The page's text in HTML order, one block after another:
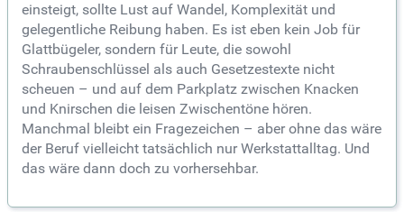
einsteigt, sollte Lust auf Wandel, Komplexität und
gelegentliche Reibung haben. Es ist eben kein Job für
Glattbügeler, sondern für Leute, die sowohl
Schraubenschlüssel als auch Gesetzestexte nicht
scheuen – und auf dem Parkplatz zwischen Knacken
und Knirschen die leisen Zwischentöne hören.
Manchmal bleibt ein Fragezeichen – aber ohne das wäre
der Beruf vielleicht tatsächlich nur Werkstattalltag. Und
das wäre dann doch zu vorhersehbar.